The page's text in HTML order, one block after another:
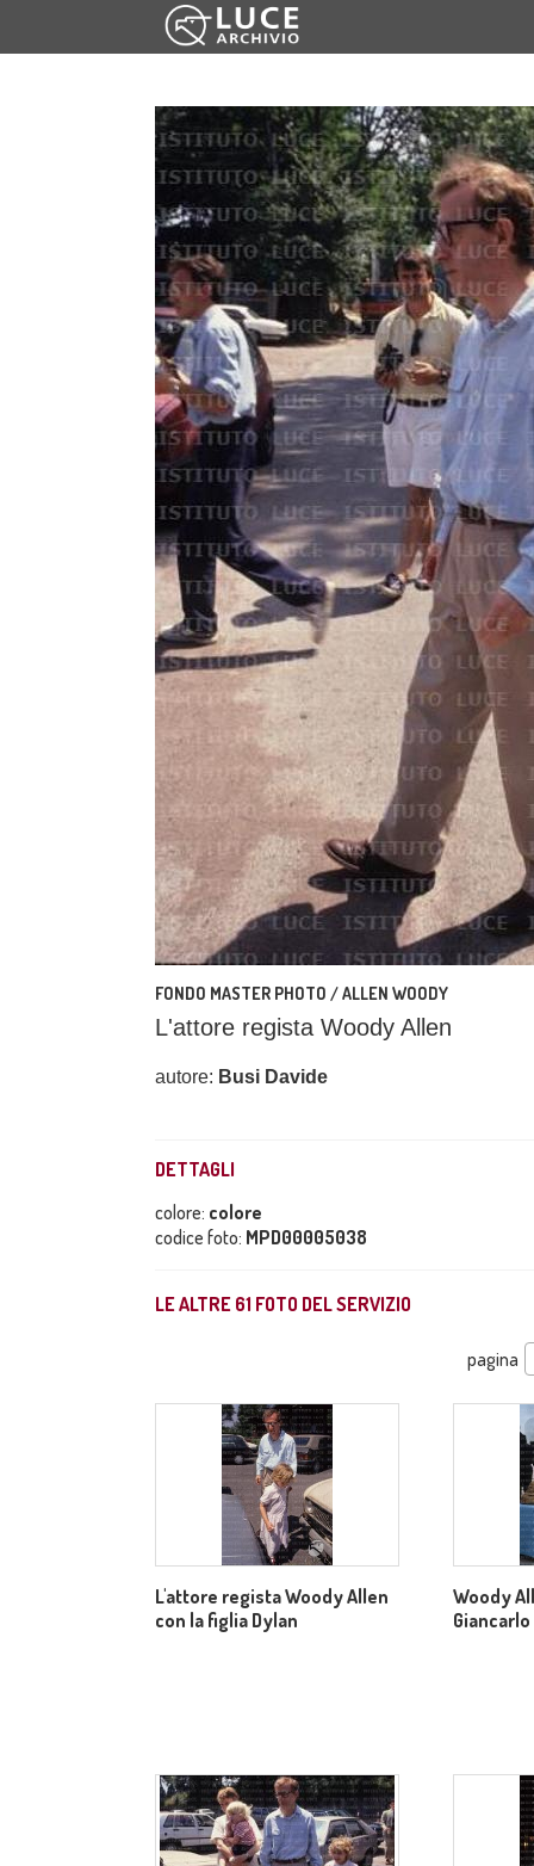
FONDO MASTER PHOTO / ALLEN WOODY
L'attore regista Woody Allen
autore: Busi Davide
DETTAGLI
colore: colore
codice foto: MPD00005038
LE ALTRE 61 FOTO DEL SERVIZIO
pagina
L'attore regista Woody Allen
con la figlia Dylan
Woody